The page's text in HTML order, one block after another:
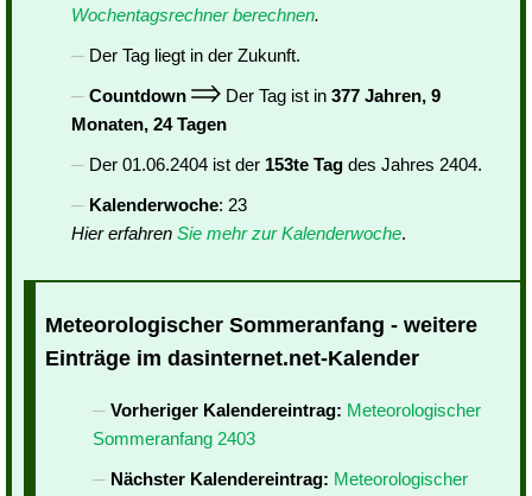
Wochentagsrechner berechnen.
Der Tag liegt in der Zukunft.
Countdown
Der Tag ist in 377 Jahren, 9
Monaten, 24 Tagen
Der 01.06.2404 ist der 153te Tag des Jahres 2404.
Kalenderwoche: 23
Hier erfahren Sie mehr zur Kalenderwoche.
Meteorologischer Sommeranfang - weitere
Einträge im dasinternet.net-Kalender
Vorheriger Kalendereintrag: Meteorologischer
Sommeranfang 2403
Nächster Kalendereintrag: Meteorologischer